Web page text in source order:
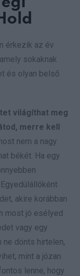
érkezik az év
sokaknak
és olyan belső
világíthat meg
merre kell
nem a nagy
békét. Ha egy
akire korábban
most jó esélyed
vagy egy
dönts hirtelen,
mint a józan
lenne, hogy